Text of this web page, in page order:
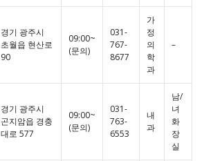
경기 광주시
초월읍 현산로
90
09:00~
(문의)
031-
767-
8677
가
정
의
학
과
–
경기 광주시
곤지암읍 경충
대로 577
09:00~
(문의)
031-
763-
6553
내
과
남/
녀
화
장
실